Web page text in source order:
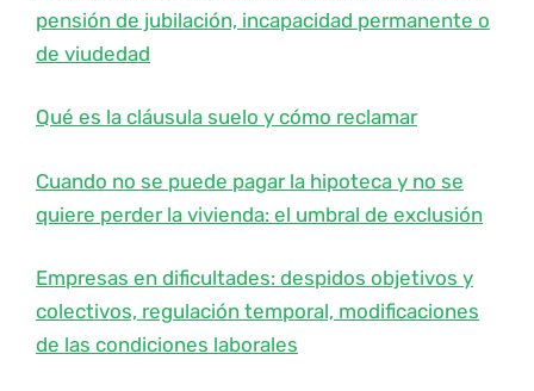
pensión de jubilación, incapacidad permanente o
de viudedad
Qué es la cláusula suelo y cómo reclamar
Cuando no se puede pagar la hipoteca y no se
quiere perder la vivienda: el umbral de exclusión
Empresas en dificultades: despidos objetivos y
colectivos, regulación temporal, modificaciones
de las condiciones laborales